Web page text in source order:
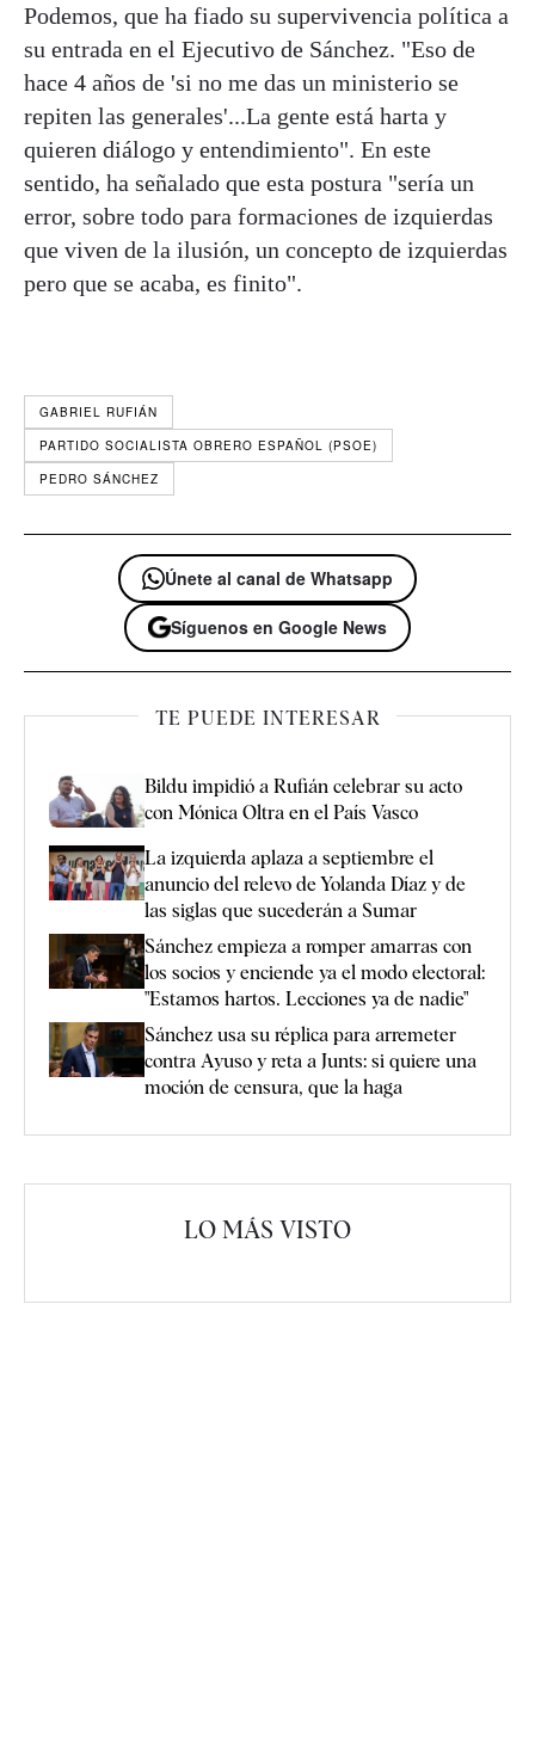
Podemos, que ha fiado su supervivencia política a
su entrada en el Ejecutivo de Sánchez. "Eso de
hace 4 años de 'si no me das un ministerio se
repiten las generales'...La gente está harta y
quieren diálogo y entendimiento". En este
sentido, ha señalado que esta postura "sería un
error, sobre todo para formaciones de izquierdas
que viven de la ilusión, un concepto de izquierdas
pero que se acaba, es finito".
GABRIEL RUFIÁN
PARTIDO SOCIALISTA OBRERO ESPAÑOL (PSOE)
PEDRO SÁNCHEZ
Únete al canal de Whatsapp
Síguenos en Google News
TE PUEDE INTERESAR
Bildu impidió a Rufián celebrar su acto
con Mónica Oltra en el País Vasco
La izquierda aplaza a septiembre el
anuncio del relevo de Yolanda Díaz y de
las siglas que sucederán a Sumar
Sánchez empieza a romper amarras con
los socios y enciende ya el modo electoral:
"Estamos hartos. Lecciones ya de nadie"
Sánchez usa su réplica para arremeter
contra Ayuso y reta a Junts: si quiere una
moción de censura, que la haga
LO MÁS VISTO